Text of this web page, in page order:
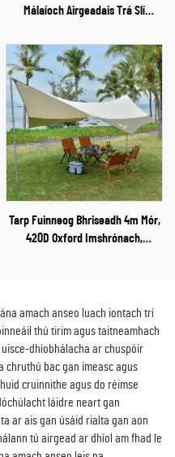
Málaíoch Airgeadais Trá Slí
Tarp Fuinneog Bhriseadh 4m Mór,
420D Oxford Imshrónach,
amach anseo luach iontach trí
thú tirim agus taitneamhach
dhíobhálacha ar chuspóir
chruthú bac gan imeasc agus
cruinnithe agus do réimse
láidre neart gan
ar ais gan úsáid rialta gan aon
tú airgead ar dhíol am fhad le